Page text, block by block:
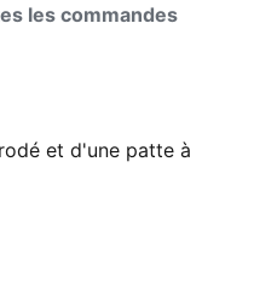
les commandes
et d'une patte à
polo allie style
au quotidien. Parfait
conçu pour vous